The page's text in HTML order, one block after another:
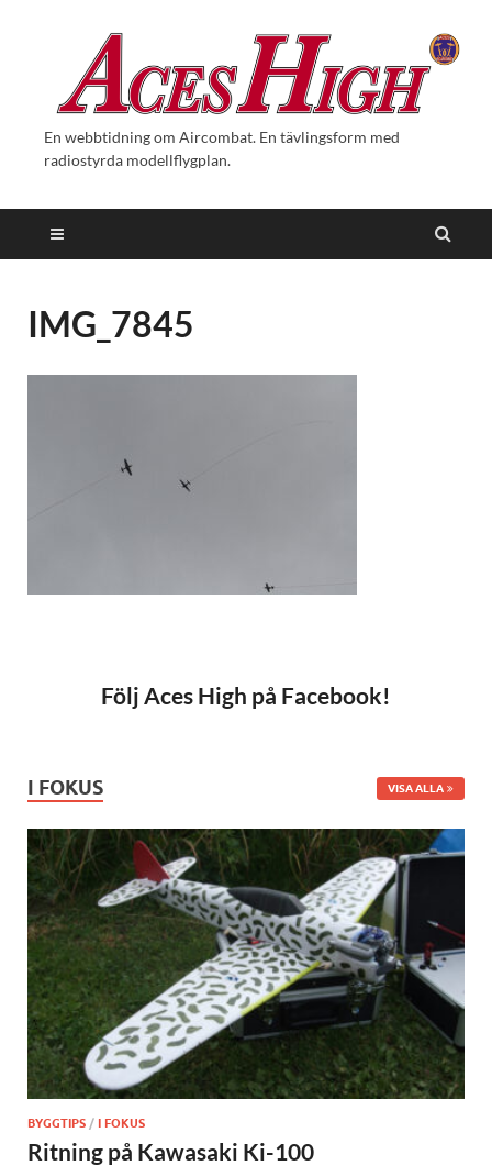
En webbtidning om Aircombat. En tävlingsform med
radiostyrda modellflygplan.
IMG_7845
Följ Aces High på Facebook!
I FOKUS VISA ALLA
BYGGTIPS / I FOKUS
Ritning på Kawasaki Ki-100